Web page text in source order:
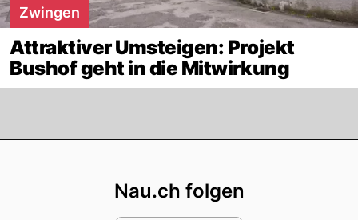
Zwingen
Attraktiver Umsteigen: Projekt
Bushof geht in die Mitwirkung
Nau.ch folgen